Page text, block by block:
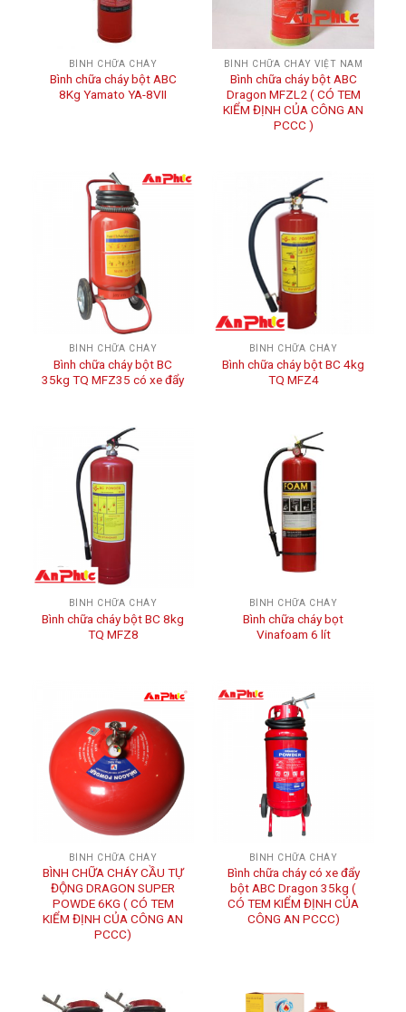
BÌNH CHỮA CHÁY
Bình chữa cháy bột ABC
8Kg Yamato YA-8VII
BÌNH CHỮA CHÁY VIỆT NAM
Bình chữa cháy bột ABC
Dragon MFZL2 ( CÓ TEM
KIỂM ĐỊNH CỦA CÔNG AN
PCCC )
BÌNH CHỮA CHÁY
Bình chữa cháy bột BC
35kg TQ MFZ35 có xe đẩy
BÌNH CHỮA CHÁY
Bình chữa cháy bột BC 4kg
TQ MFZ4
BÌNH CHỮA CHÁY
Bình chữa cháy bột BC 8kg
TQ MFZ8
BÌNH CHỮA CHÁY
Bình chữa cháy bọt
Vinafoam 6 lít
BÌNH CHỮA CHÁY
BÌNH CHỮA CHÁY CẦU TỰ
ĐỘNG DRAGON SUPER
POWDE 6KG ( CÓ TEM
KIỂM ĐỊNH CỦA CÔNG AN
PCCC)
BÌNH CHỮA CHÁY
Bình chữa cháy có xe đẩy
bột ABC Dragon 35kg (
CÓ TEM KIỂM ĐỊNH CỦA
CÔNG AN PCCC)